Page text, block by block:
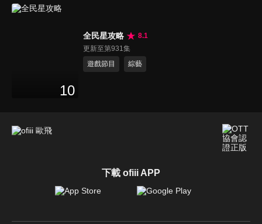
10
全民星攻略
8.1
更新至第931集
遊戲節目
綜藝
下載 ofiii APP